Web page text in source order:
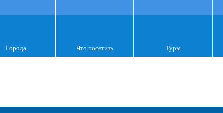
Города Что посетить Туры